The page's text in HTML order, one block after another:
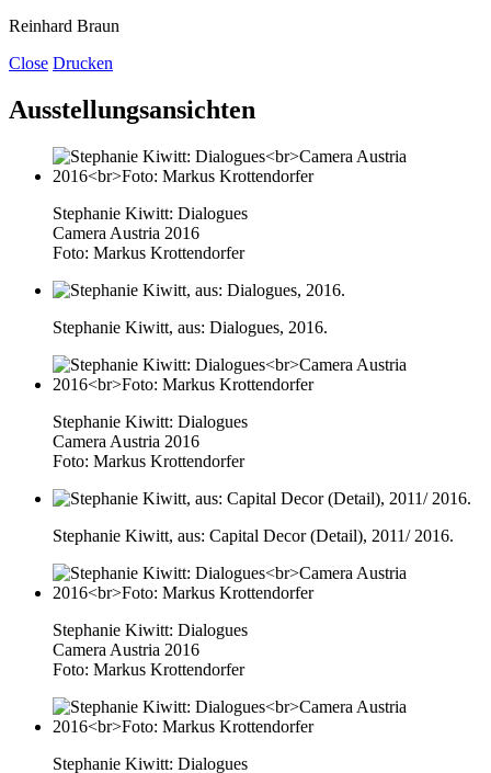
Reinhard Braun
Close Drucken
Ausstellungsansichten
Stephanie Kiwitt: Dialogues
Camera Austria 2016
Foto: Markus Krottendorfer
Stephanie Kiwitt, aus: Dialogues, 2016.
Stephanie Kiwitt: Dialogues
Camera Austria 2016
Foto: Markus Krottendorfer
Stephanie Kiwitt, aus: Capital Decor (Detail), 2011/ 2016.
Stephanie Kiwitt: Dialogues
Camera Austria 2016
Foto: Markus Krottendorfer
Stephanie Kiwitt: Dialogues